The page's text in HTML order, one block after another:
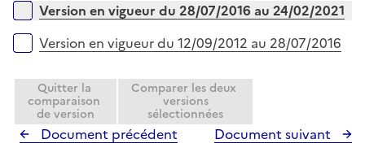
Version en vigueur du 28/07/2016 au 24/02/2021
Version en vigueur du 12/09/2012 au 28/07/2016
Quitter la
comparaison
de version
Comparer les deux
versions
sélectionnées
Document précédent Document suivant